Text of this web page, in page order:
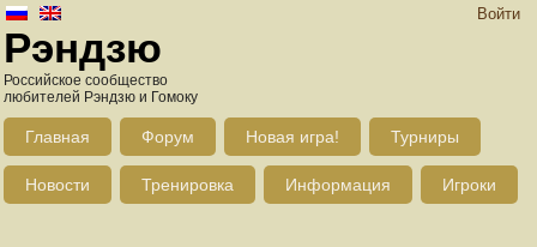
Войти
Рэндзю
Российское сообщество
любителей Рэндзю и Гомоку
Главная Форум Новая игра! Турниры
Новости Тренировка Информация Игроки